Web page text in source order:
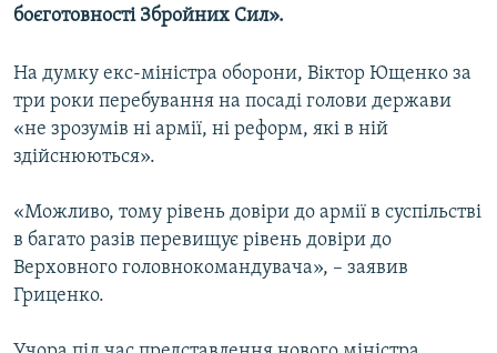
ПОДКАСТИ
КРИМ РЕАЛІЇ
РУС
УКР
ДОЛУЧАЙСЯ!
боєготовності Збройних Cил».
На думку екс-міністра оборони, Віктор Ющенко за
три роки перебування на посаді голови держави
«не зрозумів ні армії, ні реформ, які в ній
здійснюються».
«Можливо, тому рівень довіри до армії в суспільстві
в багато разів перевищує рівень довіри до
Верховного головнокомандувача», – заявив
Гриценко.